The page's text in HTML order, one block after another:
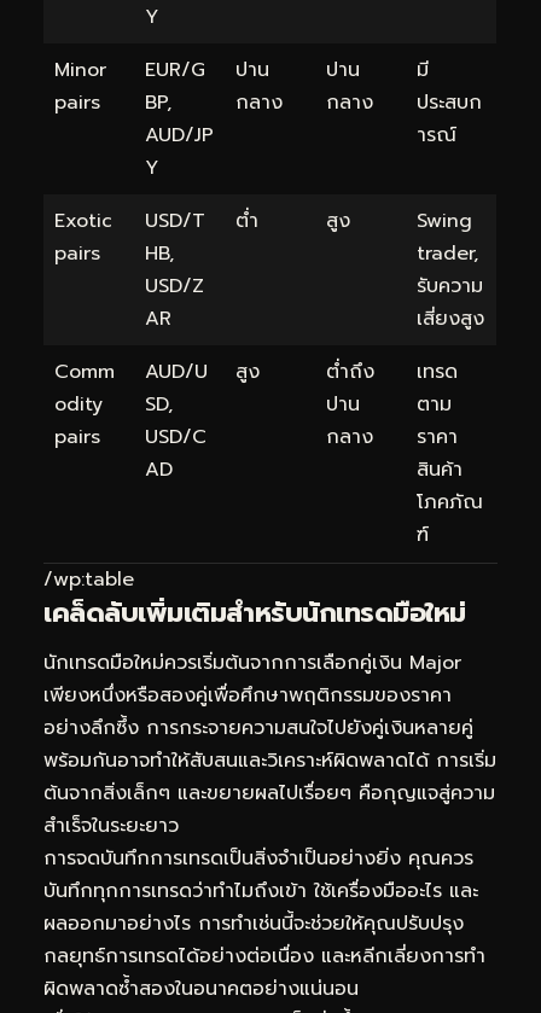
Y
Minor
pairs
EUR/G
BP,
AUD/JP
Y
ปาน
กลาง
ปาน
กลาง
มี
ประสบก
ารณ์
Exotic
pairs
USD/T
HB,
USD/Z
AR
ต่ำ สูง
Swing
trader,
รับความ
เสี่ยงสูง
Comm
odity
pairs
AUD/U
SD,
USD/C
AD
สูง
ต่ำถึง
ปาน
กลาง
เทรด
ตาม
ราคา
สินค้า
โภคภัณ
ฑ์
/wp:table
เคล็ดลับเพิ่มเติมสำหรับนักเทรดมือใหม่
นักเทรดมือใหม่ควรเริ่มต้นจากการเลือกคู่เงิน Major
เพียงหนึ่งหรือสองคู่เพื่อศึกษาพฤติกรรมของราคา
อย่างลึกซึ้ง การกระจายความสนใจไปยังคู่เงินหลายคู่
พร้อมกันอาจทำให้สับสนและวิเคราะห์ผิดพลาดได้ การเริ่ม
ต้นจากสิ่งเล็กๆ และขยายผลไปเรื่อยๆ คือกุญแจสู่ความ
สำเร็จในระยะยาว
การจดบันทึกการเทรดเป็นสิ่งจำเป็นอย่างยิ่ง คุณควร
บันทึกทุกการเทรดว่าทำไมถึงเข้า ใช้เครื่องมืออะไร และ
ผลออกมาอย่างไร การทำเช่นนี้จะช่วยให้คุณปรับปรุง
กลยุทธ์การเทรดได้อย่างต่อเนื่อง และหลีกเลี่ยงการทำ
ผิดพลาดซ้ำสองในอนาคตอย่างแน่นอน